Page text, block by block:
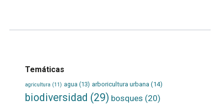
Temáticas
agricultura (11) agua (13) arboricultura urbana (14)
biodiversidad (29) bosques (20)